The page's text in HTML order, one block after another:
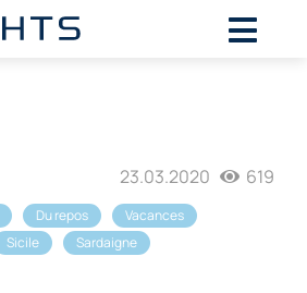
23.03.2020 619
Du repos
Vacances
Sicile
Sardaigne